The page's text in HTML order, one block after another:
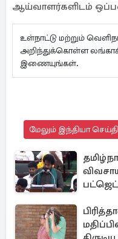
ஆய்வாளர்களிடம்
உள்நாட்டு மற்றும்
அறிந்துக்கொள்ள
இணையுங்கள்.
மேலும் இந்தியா